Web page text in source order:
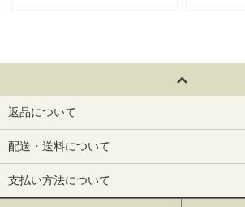
返品について
配送・送料について
支払い方法について